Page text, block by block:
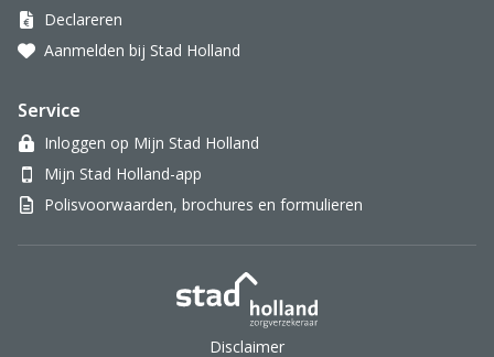
Declareren
Aanmelden bij Stad Holland
Service
Inloggen op Mijn Stad Holland
Mijn Stad Holland-app
Polisvoorwaarden, brochures en formulieren
Disclaimer